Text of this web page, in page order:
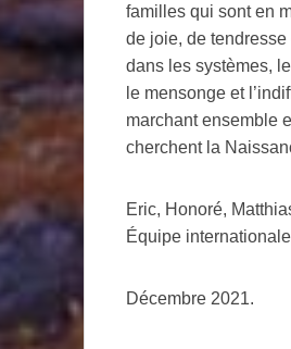
familles qui sont en
de joie, de
dans les systèmes,
le mensonge et
marchant ensemble
cherchent la
Eric, Honoré,
Équipe
Décembre 2021.